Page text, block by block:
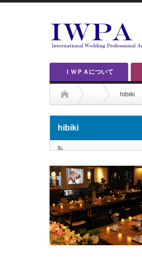
ＩＷＰＡについて
hibiki
hibiki